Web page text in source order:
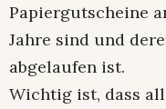
Papiergutscheine
Jahre sind und
abgelaufen ist.
Wichtig ist, dass